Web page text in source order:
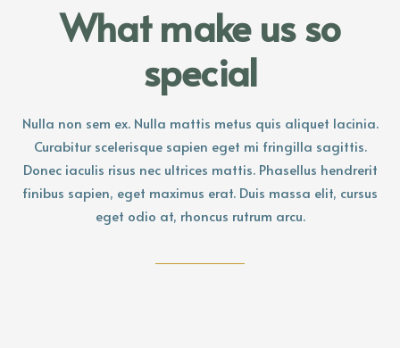
What make us so
special
Nulla non sem ex. Nulla mattis metus quis aliquet lacinia.
Curabitur scelerisque sapien eget mi fringilla sagittis.
Donec iaculis risus nec ultrices mattis. Phasellus hendrerit
finibus sapien, eget maximus erat. Duis massa elit, cursus
eget odio at, rhoncus rutrum arcu.